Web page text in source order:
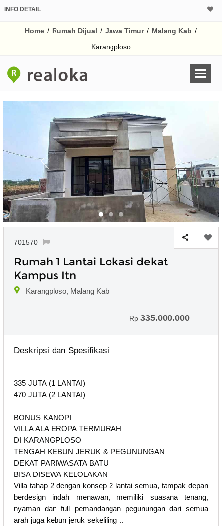
INFO DETAIL
Home / Rumah Dijual / Jawa Timur / Malang Kab /
Karangploso
701570
Rumah 1 Lantai Lokasi dekat
Kampus Itn
Karangploso, Malang Kab
Rp 335.000.000
Deskripsi dan Spesifikasi
335 JUTA (1 LANTAI)
470 JUTA (2 LANTAI)
BONUS KANOPI
VILLA ALA EROPA TERMURAH
DI KARANGPLOSO
TENGAH KEBUN JERUK & PEGUNUNGAN
DEKAT PARIWASATA BATU
BISA DISEWA KELOLAKAN
Villa tahap 2 dengan konsep 2 lantai semua, tampak depan
berdesign indah menawan, memiliki suasana tenang,
nyaman dan full pemandangan pegunungan dari semua
arah juga kebun jeruk sekeliling ..
Harga Rp
% /th
Untuk hasil simulasi
pada kotak-
Simpan